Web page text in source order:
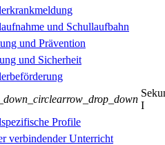
und Schullaufbahn
und Prävention
und Sicherheit
arrow_drop_down
I
Profile
verbindender Unterricht